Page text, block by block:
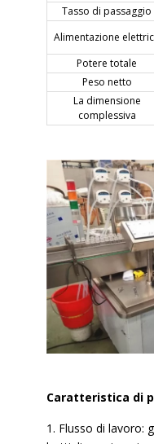
Tasso di passaggio
Alimentazione
Potere totale
Peso netto
La dimensione
complessiva
Caratteristica di
1. Flusso di lavoro: